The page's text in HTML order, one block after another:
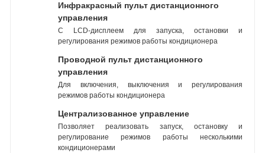
Инфракрасный пульт дистанционного
управления
С LCD-дисплеем для запуска, остановки и
регулирования режимов работы кондиционера
Проводной пульт дистанционного
управления
Для включения, выключения и регулирования
режимов работы кондиционера
Централизованное управление
Позволяет реализовать запуск, остановку и
регулирование режимов работы несколькими
кондиционерами